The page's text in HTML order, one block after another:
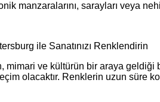
manzaralarını, sarayları veya
ile Sanatınızı Renklendirin
mimari ve kültürün bir araya
olacaktır. Renklerin uzun süre